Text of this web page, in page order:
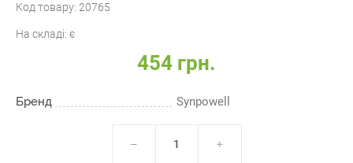
Код товару: 20765
На складі: є
454 грн.
Бренд Synpowell